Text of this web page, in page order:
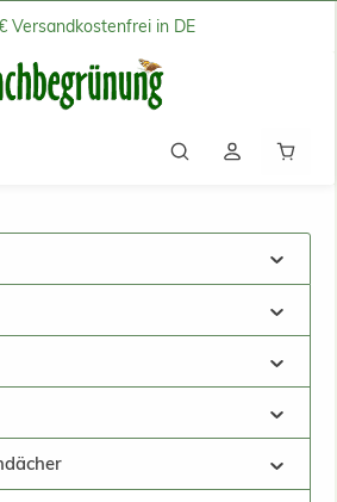
Versandkostenfrei in DE